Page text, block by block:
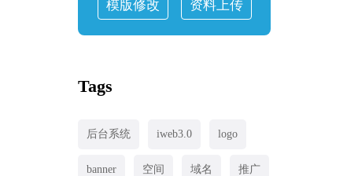
模版修改 资料上传
Tags
后台系统 iweb3.0 logo
banner 空间 域名 推广